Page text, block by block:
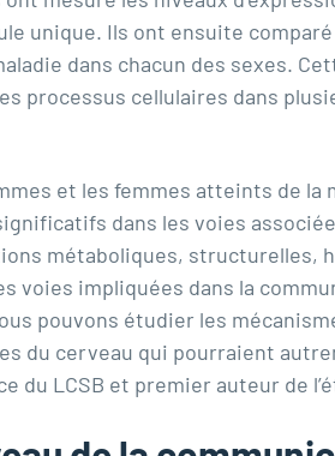
unique. Ils ont ensuite
dans chacun des sexes.
processus cellulaires dans
et les femmes atteints de la
dans les voies
métaboliques, structurelles,
impliquées dans la
pouvons étudier les
du cerveau qui pourraient
du LCSB et premier auteur de